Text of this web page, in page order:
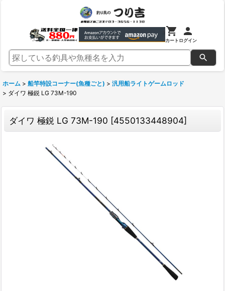
カートログイン
ホーム > 船竿特設コーナー(魚種ごと) > 汎用船ライトゲームロッド
> ダイワ 極鋭 LG 73M-190
ダイワ 極鋭 LG 73M-190 [4550133448904]